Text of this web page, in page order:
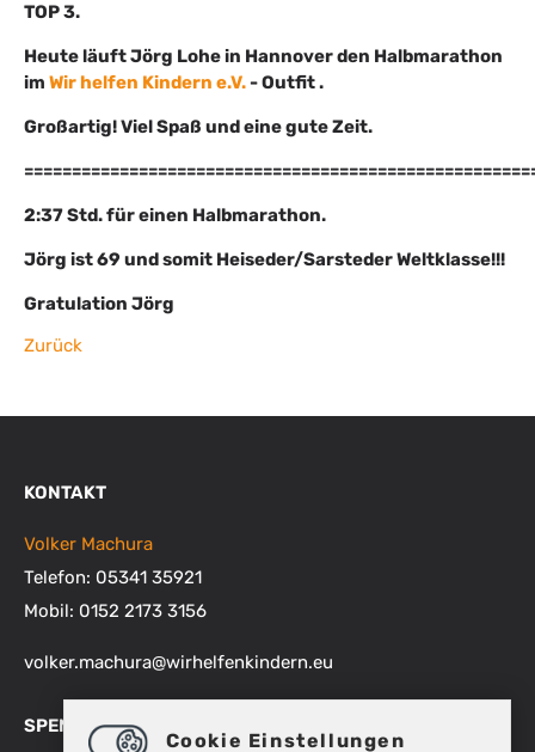
TOP 3.
Heute läuft Jörg Lohe in Hannover den Halbmarathon
im Wir helfen Kindern e.V.- Outfit .
Großartig! Viel Spaß und eine gute Zeit.
2:37 Std. für einen Halbmarathon.
Jörg ist 69 und somit Heiseder/Sarsteder Weltklasse!!!
Gratulation Jörg
Zurück
KONTAKT
Volker Machura
Telefon: 05341 35921
Mobil: 0152 2173 3156
volker.machura@wirhelfenkindern.eu
SPENDENKONTEN
Cookie Einstellungen